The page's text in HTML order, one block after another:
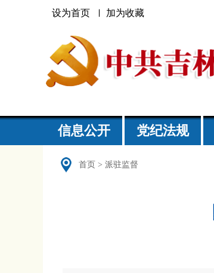
设为首页 加为收藏
信息公开 党纪法规
首页 >派驻监督